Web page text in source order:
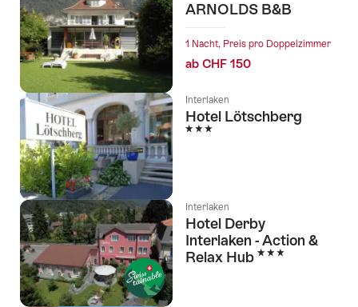
ARNOLDS B&B
1 Nacht, Preis pro Doppelzimmer
ab CHF 150
Interlaken
Hotel Lötschberg
3 Sterne
Interlaken
Hotel Derby
Interlaken - Action &
Relax Hub 3 Sterne